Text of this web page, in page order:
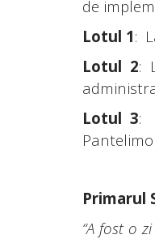
de
Lotul 1:
Lotul 2:
Lotul 3:
Primarul
“A fost o